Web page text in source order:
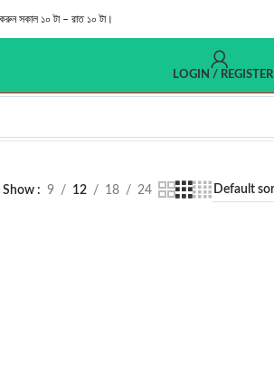
সকাল ১০ টা – রাত ১০ টা।
LOGIN / REGISTER
Show 9 12 18 24